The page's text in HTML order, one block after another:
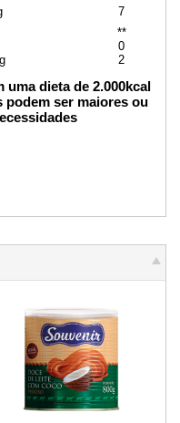
7
**
0
2
uma dieta de 2.000kcal
podem ser maiores ou